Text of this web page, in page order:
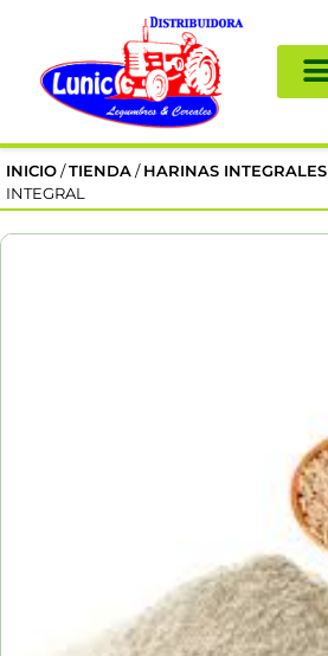
INICIO /TIENDA / HARINAS INTEGRALES
INTEGRAL